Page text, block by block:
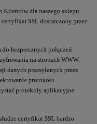
Klientów dla naszego sklepu
SSL dostarczony przez
bezpiecznych połączeń
na stronach WWW.
danych przesyłanych przez
protokołu
protokoły aplikacyjne
certyfikat SSL bardzo